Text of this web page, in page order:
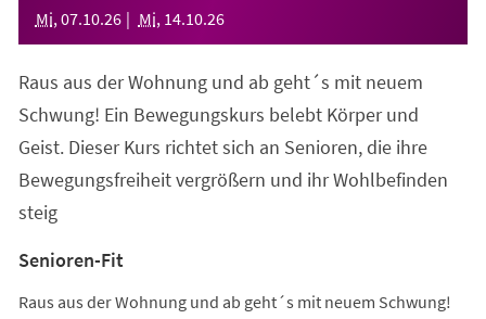
Mi, 07.10.26 Mi, 14.10.26
Raus aus der Wohnung und ab geht´s mit neuem
Schwung! Ein Bewegungskurs belebt Körper und
Geist. Dieser Kurs richtet sich an Senioren, die ihre
Bewegungsfreiheit vergrößern und ihr Wohlbefinden
steig
Senioren-Fit
Raus aus der Wohnung und ab geht´s mit neuem Schwung!